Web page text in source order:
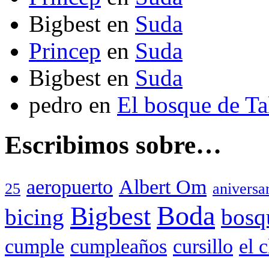
Bigbest en Suda
Princep en Suda
Bigbest en Suda
pedro en El bosque de
Escribimos sobre…
25 aeropuerto Albert Om
bicing Bigbest Boda
cumple cumpleaños cursillo el